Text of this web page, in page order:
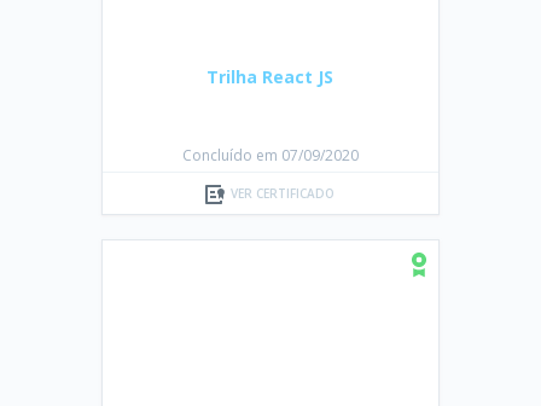
Trilha React JS
Concluído em 07/09/2020
VER CERTIFICADO